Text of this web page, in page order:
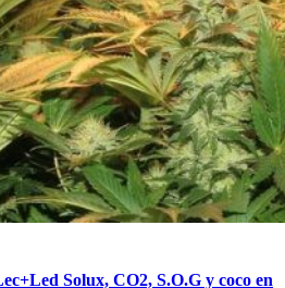
Solux, CO2, S.O.G y coco en